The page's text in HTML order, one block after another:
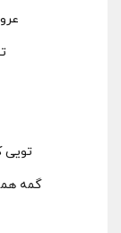
تویی
گمه